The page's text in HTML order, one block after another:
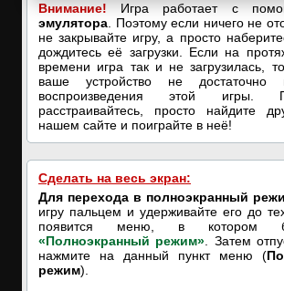
Внимание! Игра работает с
эмулятора . Поэтому если ничего не
не закрывайте игру, а просто
дождитесь её загрузки. Если на
времени игра так и не загрузилась,
ваше устройство не
воспроизведения этой игры.
расстраивайтесь, просто найдите
нашем сайте и поиграйте в неё!
Сделать на весь экран:
Для перехода в полноэкранный
игру пальцем и удерживайте его до
появится меню, в котором
«Полноэкранный режим» . Затем
нажмите на данный пункт меню (
режим).